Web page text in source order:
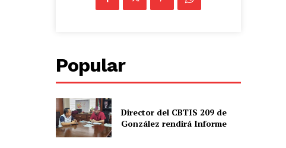
Popular
Director del CBTIS 209 de
González rendirá Informe